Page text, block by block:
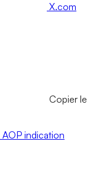
X.com
Copier le
AOP indication